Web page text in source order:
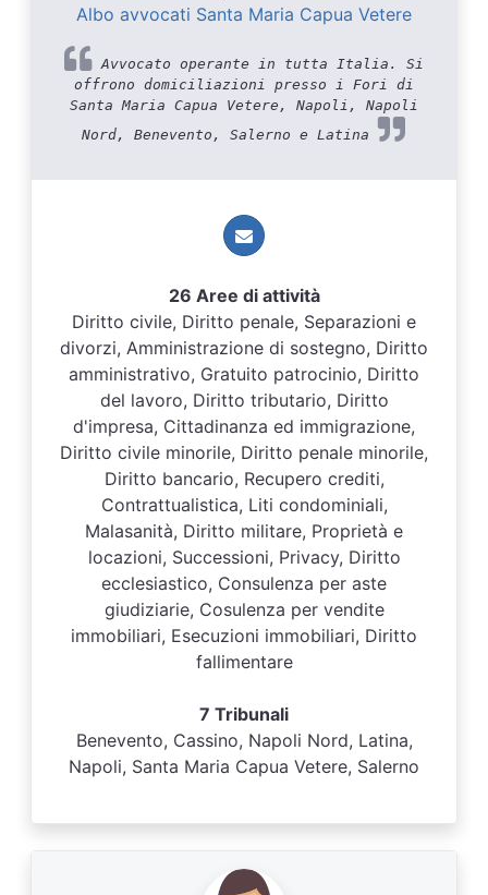
Albo avvocati Santa Maria Capua Vetere
Avvocato operante in tutta Italia. Si
offrono domiciliazioni presso i Fori di
Santa Maria Capua Vetere, Napoli, Napoli
Nord, Benevento, Salerno e Latina
26 Aree di attività
Diritto civile, Diritto penale, Separazioni e
divorzi, Amministrazione di sostegno, Diritto
amministrativo, Gratuito patrocinio, Diritto
del lavoro, Diritto tributario, Diritto
d'impresa, Cittadinanza ed immigrazione,
Diritto civile minorile, Diritto penale minorile,
Diritto bancario, Recupero crediti,
Contrattualistica, Liti condominiali,
Malasanità, Diritto militare, Proprietà e
locazioni, Successioni, Privacy, Diritto
ecclesiastico, Consulenza per aste
giudiziarie, Cosulenza per vendite
immobiliari, Esecuzioni immobiliari, Diritto
fallimentare
7 Tribunali
Benevento, Cassino, Napoli Nord, Latina,
Napoli, Santa Maria Capua Vetere, Salerno